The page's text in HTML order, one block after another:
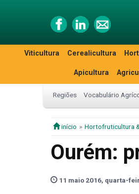
Viticultura Cerealicultura
Apicultura
Regiões Vocabulário
início Hortofruticultura
Ourém:
11 maio 2016, quarta-